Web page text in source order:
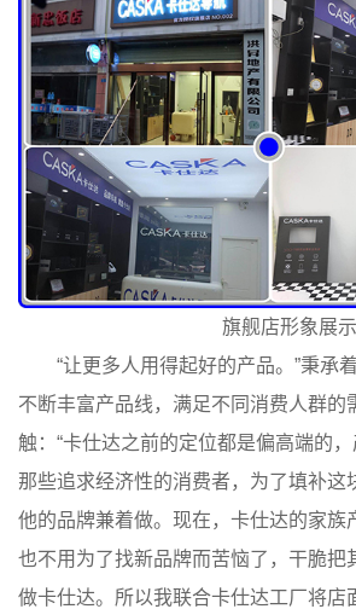
旗舰店形象展示
“让更多人用得起好的产品。”秉承
不断丰富产品线，满足不同消费人群的
触：“卡仕达之前的定位都是偏高端的
那些追求经济性的消费者，为了填补这
他的品牌兼着做。现在，卡仕达的家族
也不用为了找新品牌而苦恼了，干脆把
做卡仕达。所以我联合卡仕达工厂将店